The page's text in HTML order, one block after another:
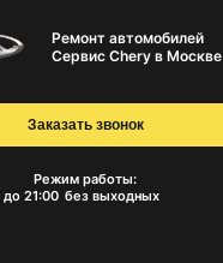
Ремонт автомобилей
Сервис Chery в Москве
Режим работы:
до 21:00 без выходных
Заказать звонок